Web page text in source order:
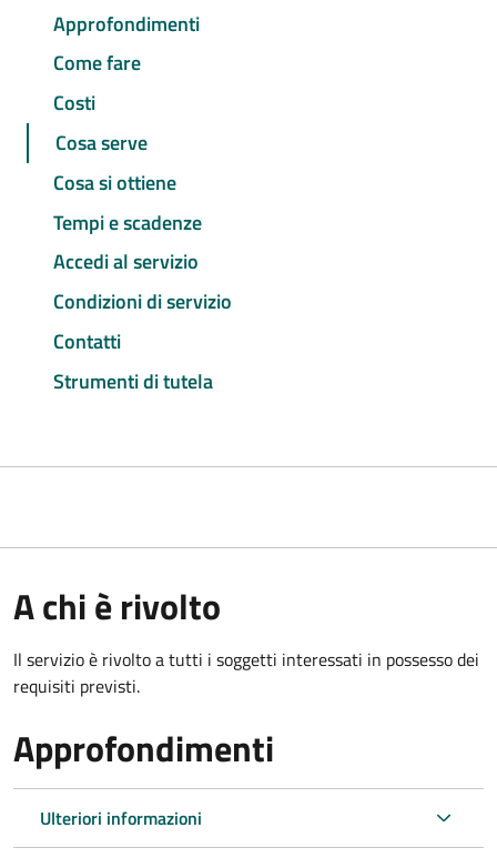
Approfondimenti
Come fare
Costi
Cosa serve
Cosa si ottiene
Tempi e scadenze
Accedi al servizio
Condizioni di servizio
Contatti
Strumenti di tutela
A chi è rivolto
Il servizio è rivolto a tutti i soggetti interessati in possesso dei
requisiti previsti.
Approfondimenti
Ulteriori informazioni